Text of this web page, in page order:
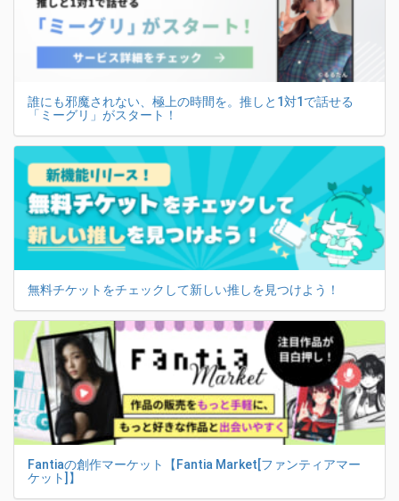
誰にも邪魔されない、極上の時間を。推しと1対1で話せる
「ミーグリ」がスタート！
無料チケットをチェックして新しい推しを見つけよう！
Fantiaの創作マーケット【Fantia Market[ファンティアマー
ケット]】